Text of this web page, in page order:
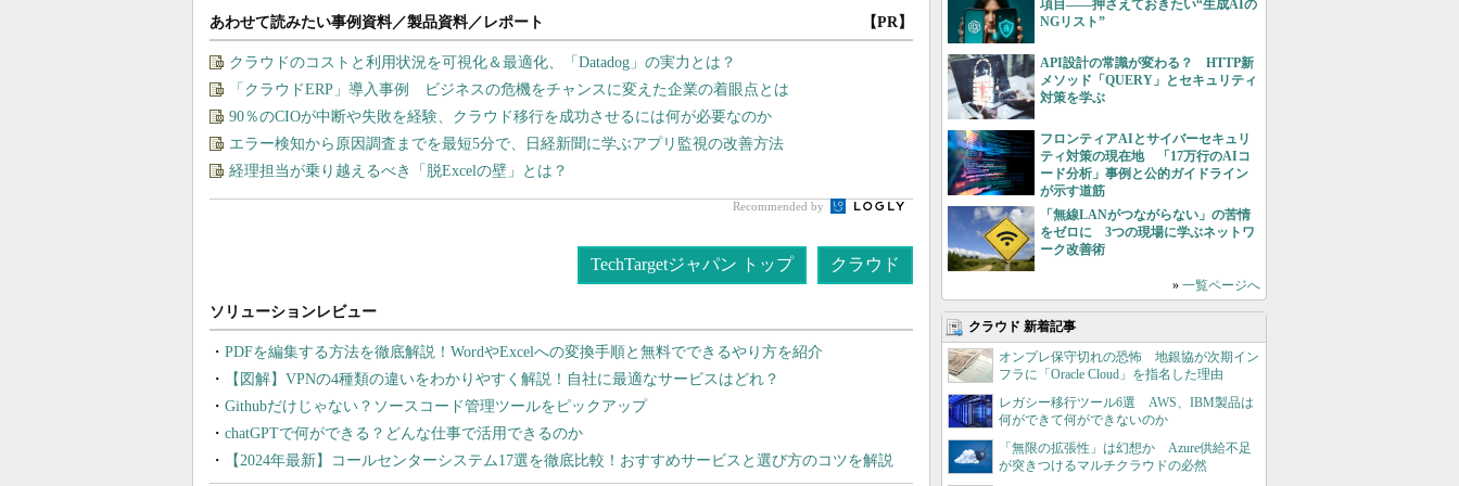
あわせて読みたい事例資料／製品資料／レポート 【PR】
クラウドのコストと利用状況を可視化＆最適化、「Datadog」の実力とは？
「クラウドERP」導入事例 ビジネスの危機をチャンスに変えた企業の着眼点とは
90％のCIOが中断や失敗を経験、クラウド移行を成功させるには何が必要なのか
エラー検知から原因調査までを最短5分で、日経新聞に学ぶアプリ監視の改善方法
経理担当が乗り越えるべき「脱Excelの壁」とは？
Recommended by
TechTargetジャパン トップ クラウド
PDFを編集する方法を徹底解説！WordやExcelへの変換手順と無料でできるやり方を紹介
【図解】VPNの4種類の違いをわかりやすく解説！自社に最適なサービスはどれ？
Githubだけじゃない？ソースコード管理ツールをピックアップ
chatGPTで何ができる？どんな仕事で活用できるのか
【2024年最新】コールセンターシステム17選を徹底比較！おすすめサービスと選び方のコツを解説
項目――押さえておきたい“生成AIの
NGリスト”
API設計の常識が変わる？ HTTP新
メソッド「QUERY」とセキュリティ
対策を学ぶ
フロンティアAIとサイバーセキュリ
ティ対策の現在地 「17万行のAIコ
ード分析」事例と公的ガイドライン
が示す道筋
「無線LANがつながらない」の苦情
をゼロに 3つの現場に学ぶネットワ
ーク改善術
» 一覧ページへ
クラウド 新着記事
オンプレ保守切れの恐怖 地銀協が次期イン
フラに「Oracle Cloud」を指名した理由
レガシー移行ツール6選 AWS、IBM製品は
何ができて何ができないのか
「無限の拡張性」は幻想か Azure供給不足
が突きつけるマルチクラウドの必然